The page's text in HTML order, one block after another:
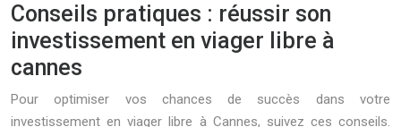
Conseils pratiques : réussir son
investissement en viager libre à
cannes
Pour optimiser vos chances de succès dans votre
investissement en viager libre à Cannes, suivez ces conseils.